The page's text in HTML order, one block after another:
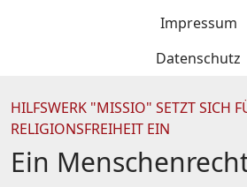
Impressum
Datenschutz
HILFSWERK "MISSIO" SETZT SICH
RELIGIONSFREIHEIT EIN
Ein